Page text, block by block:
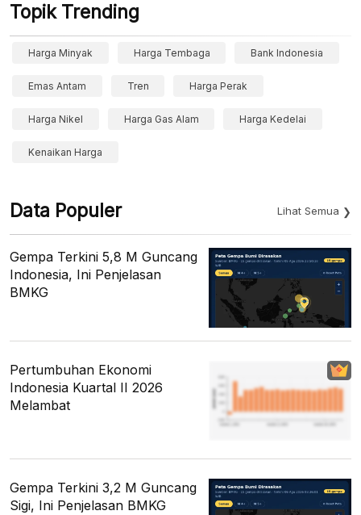
Topik Trending
Harga Minyak Harga Tembaga Bank Indonesia
Emas Antam Tren Harga Perak
Harga Nikel Harga Gas Alam Harga Kedelai
Kenaikan Harga
Data Populer Lihat Semua
Gempa Terkini 5,8 M Guncang
Indonesia, Ini Penjelasan
BMKG
Pertumbuhan Ekonomi
Indonesia Kuartal II 2026
Melambat
Gempa Terkini 3,2 M Guncang
Sigi, Ini Penjelasan BMKG